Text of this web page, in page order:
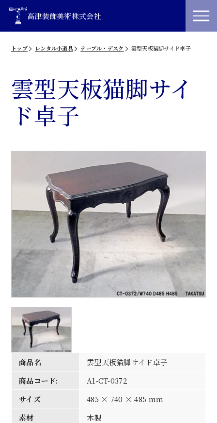
高津装飾美術株式会社
トップ レンタル小道具 テーブル・デスク 雲型天板猫脚サイド卓子
雲型天板猫脚サイ
ド卓子
商品名
雲型天板猫脚サイド卓子
商品コード:
A1-CT-0372
サイズ
485 × 740 × 485 mm
素材
木製